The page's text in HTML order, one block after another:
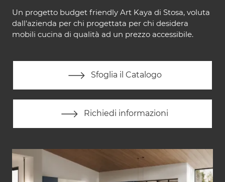
Un progetto budget friendly Art Kaya di Stosa, voluta
dall'azienda per chi progettata per chi desidera
mobili cucina di qualità ad un prezzo accessibile.
Sfoglia il Catalogo
Richiedi informazioni